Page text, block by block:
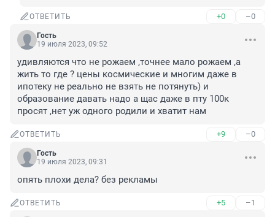
ОТВЕТИТЬ +0 –0
Гость
19 июля 2023, 09:52
удивляются что не рожаем ,точнее мало рожаем ,а
жить то где ? цены космические и многим даже в
ипотеку не реально не взять не потянуть) и
образование давать надо а щас даже в пту 100к
просят ,нет уж одного родили и хватит нам
ОТВЕТИТЬ +9 –0
Гость
19 июля 2023, 09:31
опять плохи дела? без рекламы
ОТВЕТИТЬ +5 –1